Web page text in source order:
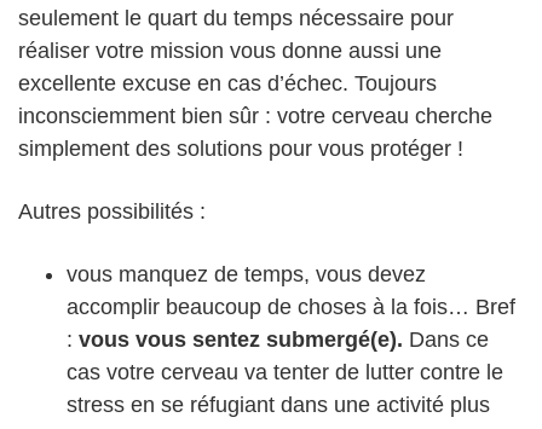
seulement le quart du temps nécessaire pour
réaliser votre mission vous donne aussi une
excellente excuse en cas d’échec. Toujours
inconsciemment bien sûr : votre cerveau cherche
simplement des solutions pour vous protéger !
Autres possibilités :
vous manquez de temps, vous devez
accomplir beaucoup de choses à la fois… Bref
: vous vous sentez submergé(e). Dans ce
cas votre cerveau va tenter de lutter contre le
stress en se réfugiant dans une activité plus